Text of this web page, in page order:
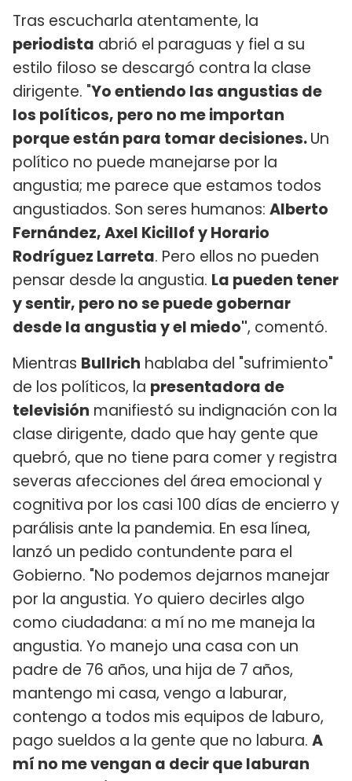
Tras escucharla atentamente, la
periodista abrió el paraguas y fiel a su
estilo filoso se descargó contra la clase
dirigente. "Yo entiendo las angustias de
los políticos, pero no me importan
porque están para tomar decisiones.Un
político no puede manejarse por la
angustia; me parece que estamos todos
angustiados. Son seres humanos: Alberto
Fernández, Axel Kicillof y Horario
Rodríguez Larreta. Pero ellos no pueden
pensar desde la angustia. La pueden tener
y sentir, pero no se puede gobernar
desde la angustia y el miedo", comentó.
Mientras Bullrich hablaba del "sufrimiento"
de los políticos, la presentadora de
televisión manifiestó su indignación con la
clase dirigente, dado que hay gente que
quebró, que no tiene para comer y registra
severas afecciones del área emocional y
cognitiva por los casi 100 días de encierro y
parálisis ante la pandemia. En esa línea,
lanzó un pedido contundente para el
Gobierno. "No podemos dejarnos manejar
por la angustia. Yo quiero decirles algo
como ciudadana: a mí no me maneja la
angustia. Yo manejo una casa con un
padre de 76 años, una hija de 7 años,
mantengo mi casa, vengo a laburar,
contengo a todos mis equipos de laburo,
pago sueldos a la gente que no labura. A
mí no me vengan a decir que laburan